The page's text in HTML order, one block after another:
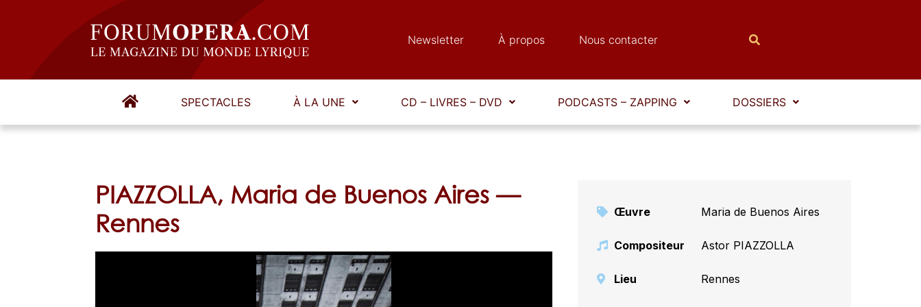
Newsletter À propos Nous contacter
SPECTACLES À LA UNE CD – LIVRES – DVD PODCASTS – ZAPPING DOSSIERS
PIAZZOLLA, Maria de Buenos Aires —
Rennes
Œuvre Maria de Buenos Aires
Compositeur Astor PIAZZOLLA
Lieu Rennes